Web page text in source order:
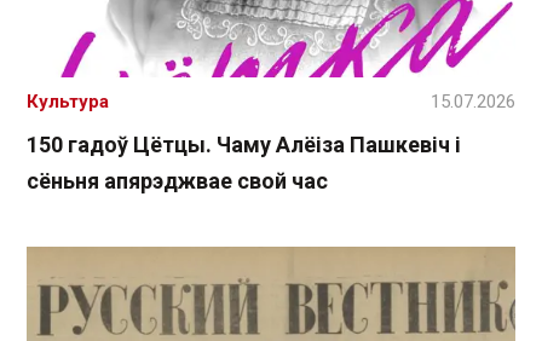
150 гадоў Цётцы. Чаму Алёіза Пашкевіч і
сёньня апярэджвае свой час
Культура 15.07.2026